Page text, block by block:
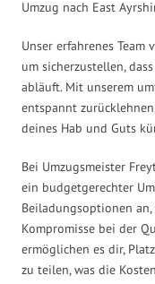
Umzug nach East
Unser erfahrenes
um sicherzustellen,
abläuft. Mit unserem
entspannt
deines Hab und Guts
Bei Umzugsmeister
ein budgetgerechter
Beiladungsoptionen
Kompromisse bei der
ermöglichen es dir,
zu teilen, was die